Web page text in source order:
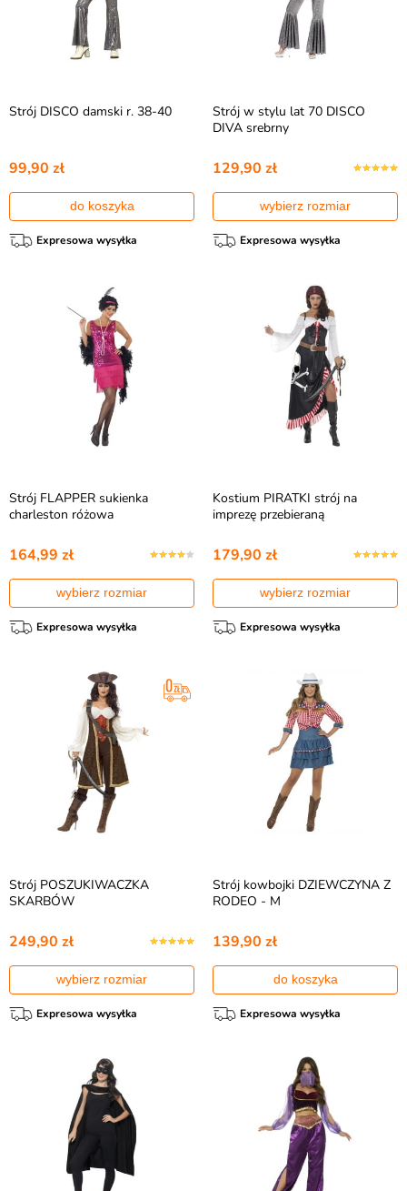
Strój DISCO damski r. 38-40
99,90 zł
do koszyka
Expresowa wysyłka
Strój w stylu lat 70 DISCO
DIVA srebrny
129,90 zł
wybierz rozmiar
Expresowa wysyłka
Strój FLAPPER sukienka
charleston różowa
164,99 zł
wybierz rozmiar
Expresowa wysyłka
Kostium PIRATKI strój na
imprezę przebieraną
179,90 zł
wybierz rozmiar
Expresowa wysyłka
Strój POSZUKIWACZKA
SKARBÓW
249,90 zł
wybierz rozmiar
Expresowa wysyłka
Strój kowbojki DZIEWCZYNA Z
RODEO - M
139,90 zł
do koszyka
Expresowa wysyłka